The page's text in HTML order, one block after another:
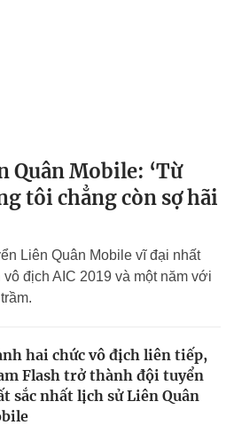
Quân Mobile: ‘Từ
tôi chẳng còn sợ hãi
Liên Quân Mobile vĩ đại nhất
địch AIC 2019 và một năm với
hai chức vô địch liên tiếp,
Flash trở thành đội tuyển
sắc nhất lịch sử Liên Quân